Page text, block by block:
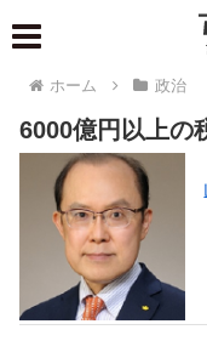
ホーム 政治
6000億円以上の